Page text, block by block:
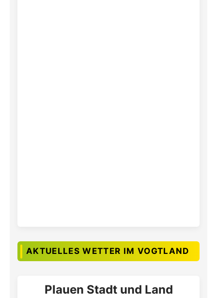
AKTUELLES WETTER IM VOGTLAND
Plauen Stadt und Land